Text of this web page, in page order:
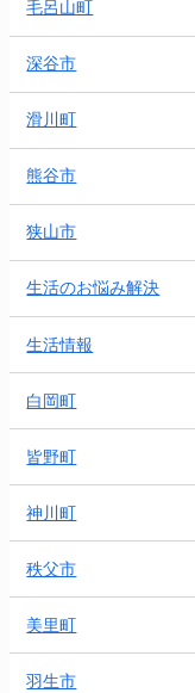
毛呂山町
深谷市
滑川町
熊谷市
狭山市
生活のお悩み解決
生活情報
白岡町
皆野町
神川町
秩父市
美里町
羽生市